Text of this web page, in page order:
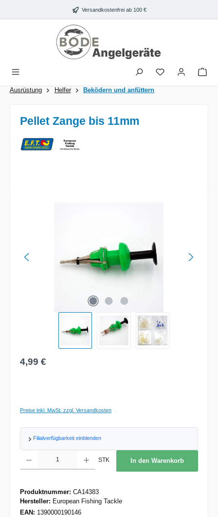
Zum Hauptinhalt springen Versandkostenfrei ab 100 €
Ausrüstung Helfer Beködern und anfüttern
Pellet Zange bis 11mm
Regulärer Preis:
4,99 €
Preise inkl. MwSt. zzgl. Versandkosten
Filialverfügbarkeit einblenden
STK In den Warenkorb
Produktnummer: CA14383
Hersteller: European Fishing Tackle
EAN: 1390000190146